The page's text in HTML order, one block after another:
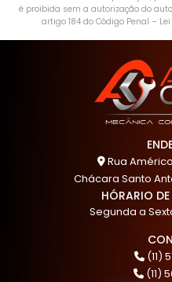
é proibida sem a autorização do
artigo 184 do Código Penal –
Rua Américo
Chácara Santo
HÓRARIO
Segunda a
(11)
(11)